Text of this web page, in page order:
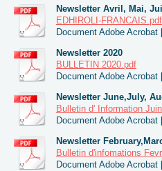
Newsletter Avril, Mai,
EDHIROLI-FRANCAIS.pdf
Document Adobe Acrobat
Newsletter 2020
BULLETIN 2020.pdf
Document Adobe Acrobat
Newsletter June,July,
Bulletin d' Information
Document Adobe Acrobat
Newsletter
Bulletin d'infomations
Document Adobe Acrobat